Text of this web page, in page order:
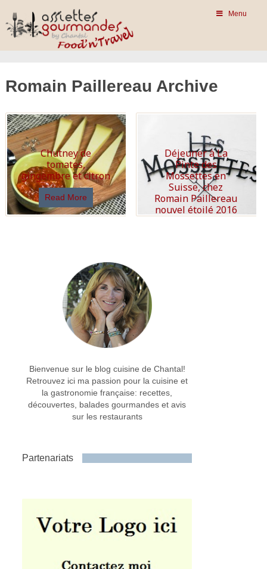
Menu
Romain Paillereau Archive
Chutney de
tomates,
gingembre et citron
Read More
Déjeuner à La
Pinte des
Mossettes en
Suisse, chez
Romain Paillereau
nouvel étoilé 2016
Bienvenue sur le blog cuisine de Chantal!
Retrouvez ici ma passion pour la cuisine et
la gastronomie française: recettes,
découvertes, balades gourmandes et avis
sur les restaurants
Partenariats